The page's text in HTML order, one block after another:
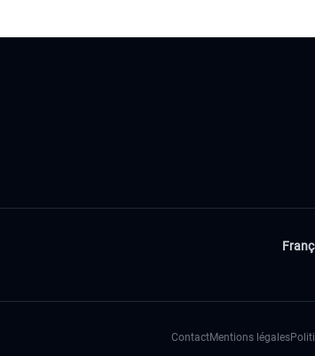
ContactMentions légales